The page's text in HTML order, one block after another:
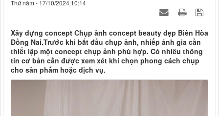
Thứ năm - 17/10/2024 10:14
Xây dựng concept Chụp ảnh concept beauty đẹp Biên Hòa
Đồng Nai.Trước khi bắt đầu chụp ảnh, nhiếp ảnh gia cần
thiết lập một concept chụp ảnh phù hợp. Có nhiều thông
tin cơ bản cần được xem xét khi chọn phong cách chụp
cho sản phẩm hoặc dịch vụ.